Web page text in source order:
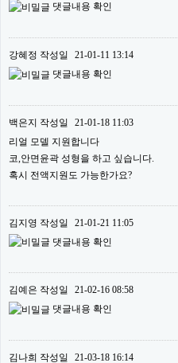
댓글내용 확인
강혜정 작성일
21-01-11 13:14
댓글내용 확인
백은지 작성일
21-01-18 11:03
리얼 모델 지원합니다
코,안면윤곽 성형을 하고 싶습니다.
혹시 전액지원도 가능한가요?
김지영 작성일
21-01-21 11:05
댓글내용 확인
김예은 작성일
21-02-16 08:58
댓글내용 확인
김나희 작성일
21-03-18 16:14